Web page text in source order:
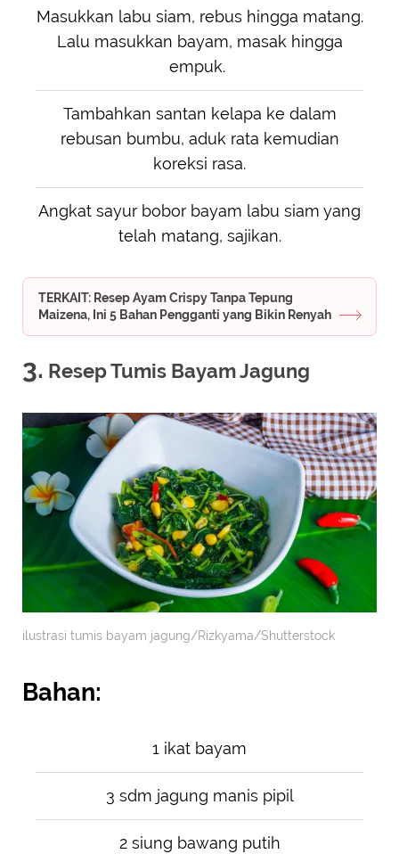
Masukkan labu siam, rebus hingga matang.
Lalu masukkan bayam, masak hingga
empuk.
Tambahkan santan kelapa ke dalam
rebusan bumbu, aduk rata kemudian
koreksi rasa.
Angkat sayur bobor bayam labu siam yang
telah matang, sajikan.
TERKAIT: Resep Ayam Crispy Tanpa Tepung
Maizena, Ini 5 Bahan Pengganti yang Bikin Renyah
3. Resep Tumis Bayam Jagung
ilustrasi tumis bayam jagung/Rizkyama/Shutterstock
Bahan:
1 ikat bayam
3 sdm jagung manis pipil
2 siung bawang putih